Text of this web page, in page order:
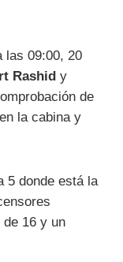
las 09:00, 20
Rashid y
de
la cabina y
5 donde está la
16 y un